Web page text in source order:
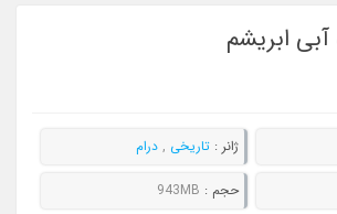
آبی ابریشم
ژانر : تاریخی , درام
حجم : 943MB